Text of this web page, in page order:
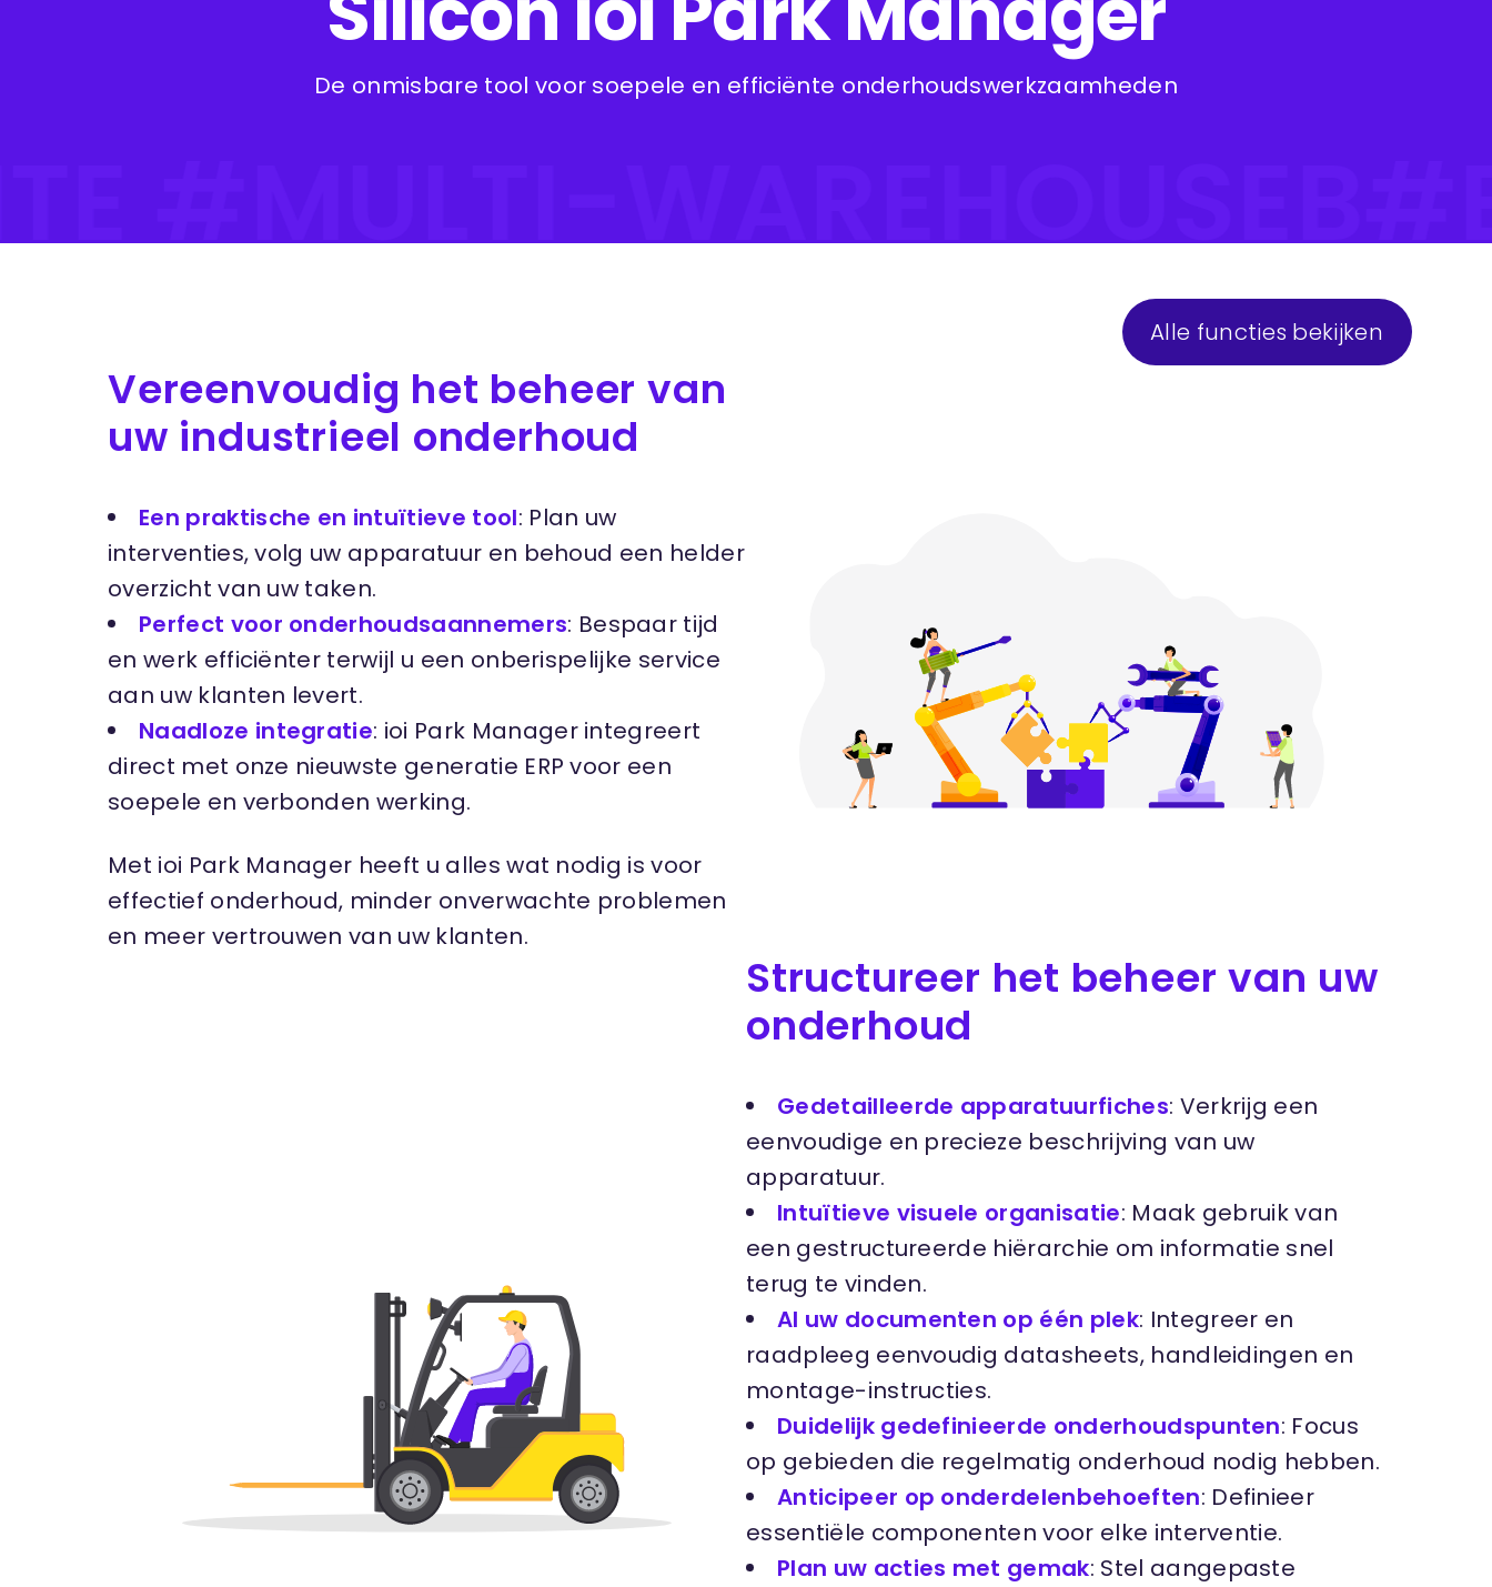
De onmisbare tool voor soepele en efficiënte onderhoudswerkzaamheden
#MULTI-WAREHOUSE
Alle functies bekijken
Vereenvoudig het beheer van
uw industrieel onderhoud
Een praktische en intuïtieve tool: Plan uw
interventies, volg uw apparatuur en behoud een helder
overzicht van uw taken.
Perfect voor onderhoudsaannemers: Bespaar tijd
en werk efficiënter terwijl u een onberispelijke service
aan uw klanten levert.
Naadloze integratie: ioi Park Manager integreert
direct met onze nieuwste generatie ERP voor een
soepele en verbonden werking.
Met ioi Park Manager heeft u alles wat nodig is voor
effectief onderhoud, minder onverwachte problemen
en meer vertrouwen van uw klanten.
Structureer het beheer van uw
onderhoud
Gedetailleerde apparatuurfiches: Verkrijg een
eenvoudige en precieze beschrijving van uw
apparatuur.
Intuïtieve visuele organisatie: Maak gebruik van
een gestructureerde hiërarchie om informatie snel
terug te vinden.
Al uw documenten op één plek: Integreer en
raadpleeg eenvoudig datasheets, handleidingen en
montage-instructies.
Duidelijk gedefinieerde onderhoudspunten: Focus
op gebieden die regelmatig onderhoud nodig hebben.
Anticipeer op onderdelenbehoeften: Definieer
essentiële componenten voor elke interventie.
Plan uw acties met gemak: Stel aangepaste